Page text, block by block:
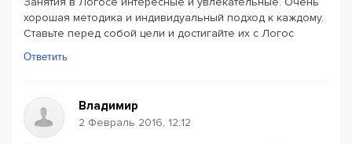
хорошая методика и индивидуальный подход к каждому.
Ставьте перед собой цели и достигайте их с Логос
Ответить
Владимир
2 Февраль 2016, 12:12